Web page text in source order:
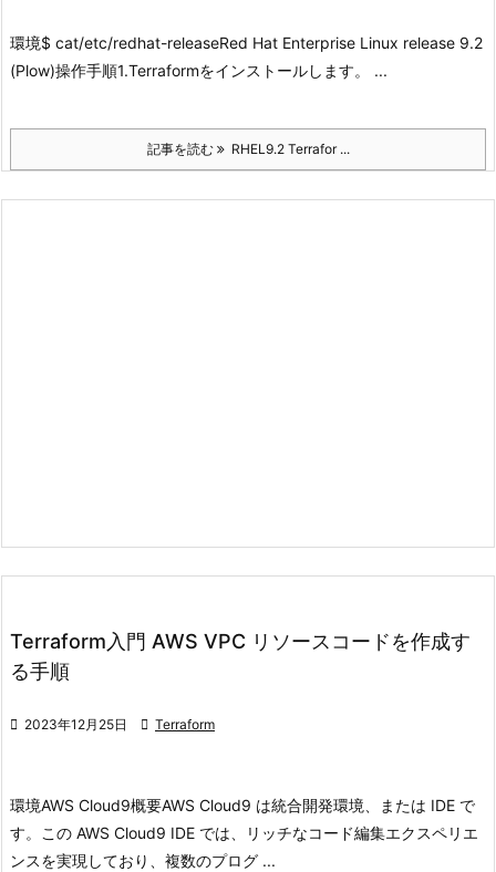
環境$ cat/etc/redhat-releaseRed Hat Enterprise Linux release 9.2
(Plow)操作手順1.Terraformをインストールします。 ...
記事を読む RHEL9.2 Terrafor ...
Terraform入門 AWS VPC リソースコードを作成す
る手順
 2023年12月25日  Terraform
環境AWS Cloud9概要AWS Cloud9 は統合開発環境、または IDE で
す。
この AWS Cloud9 IDE では、リッチなコード編集エクスペリエ
ンスを実現しており、複数のプログ ...